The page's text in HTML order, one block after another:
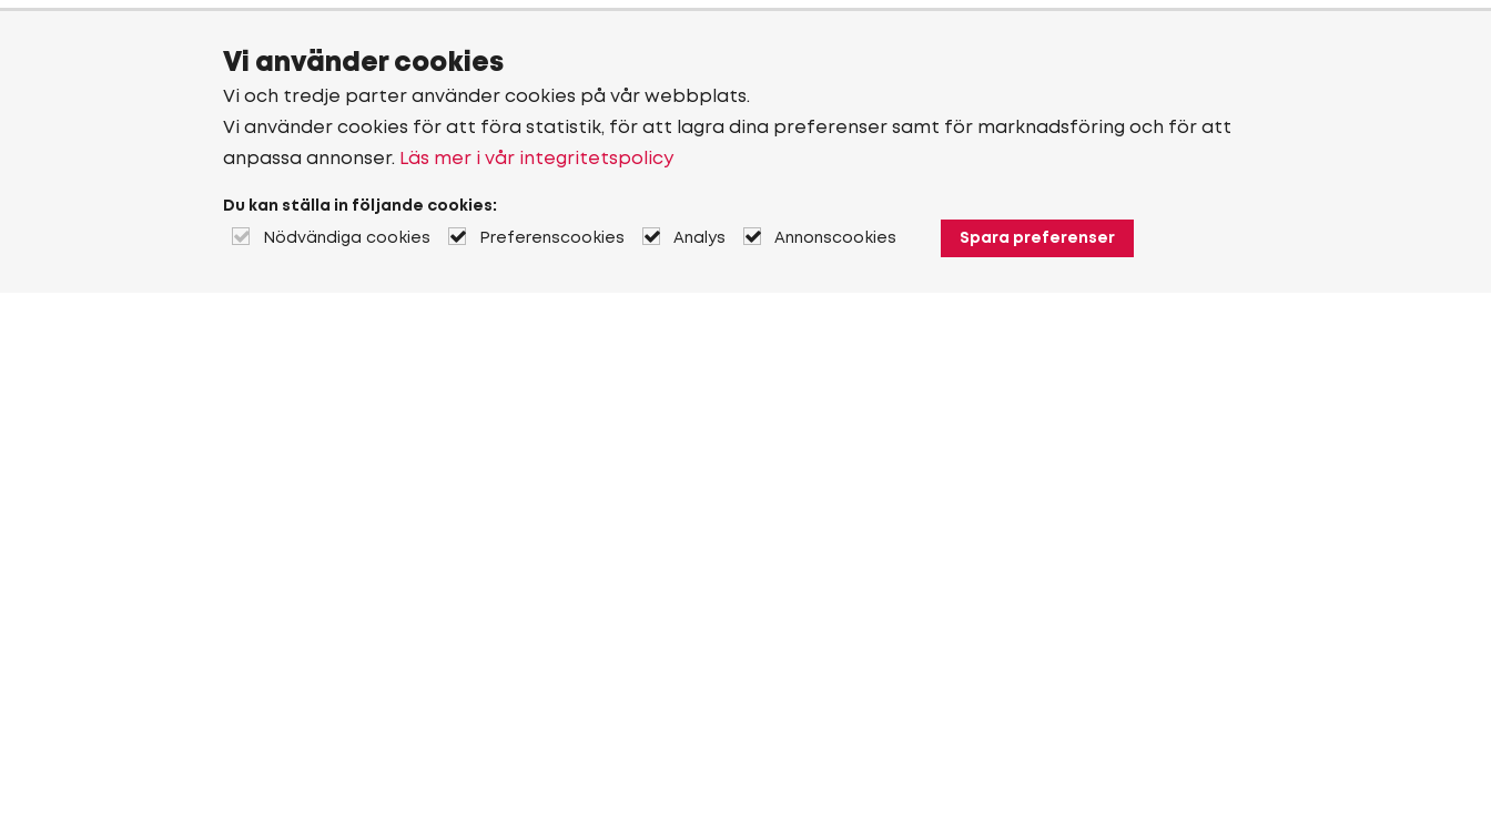
Vi använder cookies
Vi och tredje parter använder cookies på vår webbplats.
Vi använder cookies för att föra statistik, för att lagra dina preferenser samt för marknadsföring och för att
anpassa annonser. Läs mer i vår integritetspolicy
Du kan ställa in följande cookies:
Nödvändiga cookies Preferenscookies Analys Annonscookies Spara preferenser